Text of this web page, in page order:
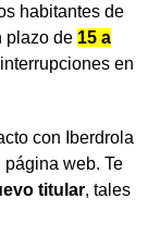
habitantes de
plazo de 15 a
en
con Iberdrola
web. Te
titular, tales